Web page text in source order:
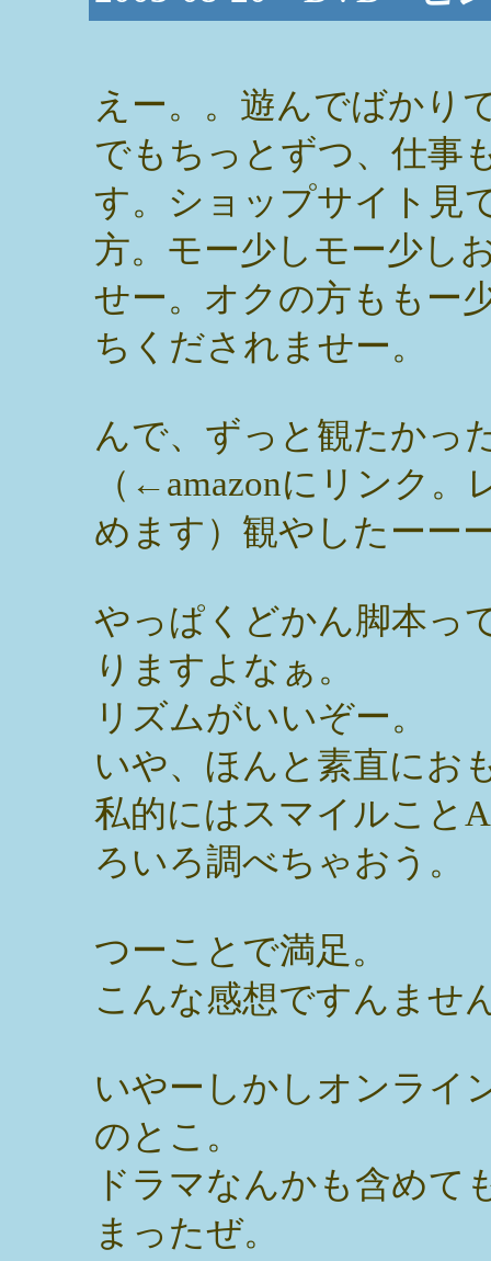
えー。。遊んでばかり
でもちっとずつ、仕事
す。ショップサイト見
方。モー少しモー少し
せー。オクの方ももー
ちくだされませー。
んで、ずっと観たかっ
（←amazonにリンク。
めます）観やしたーー
やっぱくどかん脚本っ
りますよなぁ。
リズムがいいぞー。
いや、ほんと素直にお
私的にはスマイルこと
ろいろ調べちゃおう。
つーことで満足。
こんな感想ですんませ
いやーしかしオンライ
のとこ。
ドラマなんかも含めて
まったぜ。